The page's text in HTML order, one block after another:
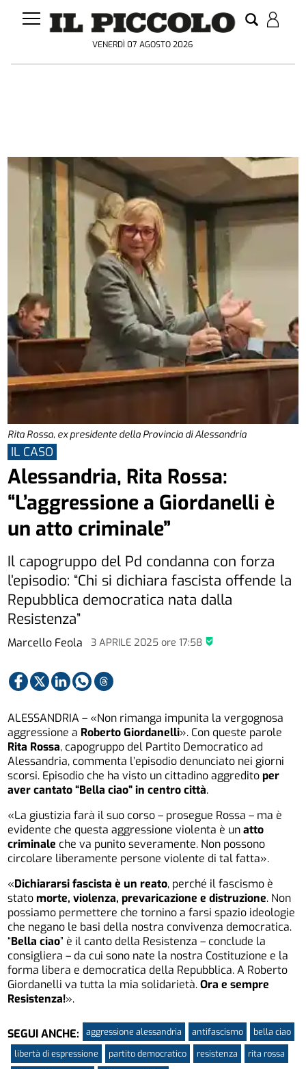
VENERDÌ 07 AGOSTO 2026
Rita Rossa, ex presidente della Provincia di Alessandria
Marcello Feola 3 APRILE 2025ore 17:58
IL CASO
Alessandria, Rita Rossa:
“L’aggressione a Giordanelli è
un atto criminale”
Il capogruppo del Pd condanna con forza
l’episodio: “Chi si dichiara fascista offende la
Repubblica democratica nata dalla
Resistenza”
ALESSANDRIA – «Non rimanga impunita la vergognosa
aggressione a Roberto Giordanelli». Con queste parole
Rita Rossa, capogruppo del Partito Democratico ad
Alessandria, commenta l’episodio denunciato nei giorni
scorsi. Episodio che ha visto un cittadino aggreditoper
aver cantato “Bella ciao” in centro città.
«La giustizia farà il suo corso – prosegue Rossa – ma è
evidente che questa aggressione violenta è unatto
criminale che va punito severamente. Non possono
circolare liberamente persone violente di tal fatta».
«Dichiararsi fascista è un reato, perché il fascismo è
statomorte, violenza, prevaricazione e distruzione. Non
possiamo permettere che tornino a farsi spazio ideologie
che negano le basi della nostra convivenza democratica.
“Bella ciao” è il canto della Resistenza – conclude la
consigliera – da cui sono nate la nostra Costituzione e la
forma libera e democratica della Repubblica. A Roberto
Giordanelli va tutta la mia solidarietà.Ora e sempre
Resistenza!».
SEGUI ANCHE: aggressione alessandria antifascismo
bella ciao
libertà di espressione
partito democratico resistenza
rita rossa